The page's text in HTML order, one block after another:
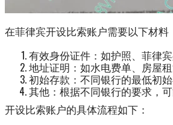
在菲律宾开设比索账户需要以下材料
有效身份证件：如护照、菲律
地址证明：如水电费单、房屋租
初始存款：不同银行的最低初
其他：根据不同银行的要求，
开设比索账户的具体流程如下：